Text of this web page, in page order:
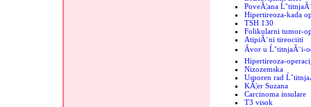
PoveĂ¦ana
Hipertireoza-kada
TSH 130
Folikularni tumor-
AtipiĂ¨ni tireociiti
Ăvor u ĹˇtitnjaĂ¨i-
Hipertireoza-
Nizozemska
Usporen rad
KĂ¦er Suzana
Carcinoma insulare
T3 visok